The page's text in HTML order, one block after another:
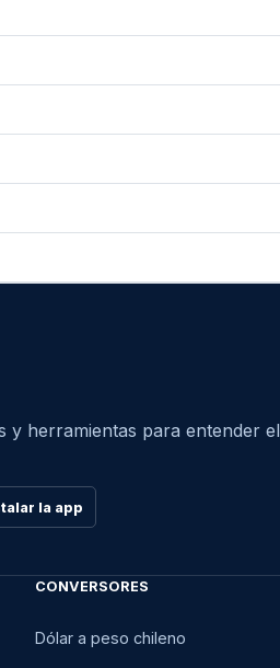
y herramientas para entender el
la app
CONVERSORES
Dólar a peso chileno